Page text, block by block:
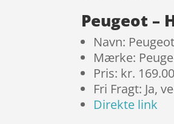
Peugeot –
Navn:
Mærke:
Pris: kr. 169.00
Fri Fragt: Ja,
Direkte link